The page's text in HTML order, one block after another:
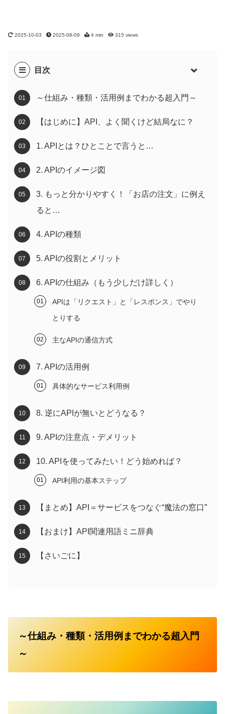
2025-10-03 2025-08-09 4 min 315 views
目次
～仕組み・種類・活用例までわかる超入門～
【はじめに】API、よく聞くけど結局なに？
1. APIとは？ひとことで言うと…
2. APIのイメージ図
3. もっと分かりやすく！「お店の注文」に例え
ると…
4. APIの種類
5. APIの役割とメリット
6. APIの仕組み（もう少しだけ詳しく）
APIは「リクエスト」と「レスポンス」でやり
とりする
主なAPIの通信方式
7. APIの活用例
具体的なサービス利用例
8. 逆にAPIが無いとどうなる？
9. APIの注意点・デメリット
10. APIを使ってみたい！どう始めれば？
API利用の基本ステップ
【まとめ】API＝サービスをつなぐ“魔法の窓口”
【おまけ】API関連用語ミニ辞典
【さいごに】
～仕組み・種類・活用例までわかる超入門
～